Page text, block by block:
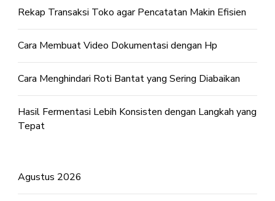
Rekap Transaksi Toko agar Pencatatan Makin Efisien
Cara Membuat Video Dokumentasi dengan Hp
Cara Menghindari Roti Bantat yang Sering Diabaikan
Hasil Fermentasi Lebih Konsisten dengan Langkah yang
Tepat
Agustus 2026